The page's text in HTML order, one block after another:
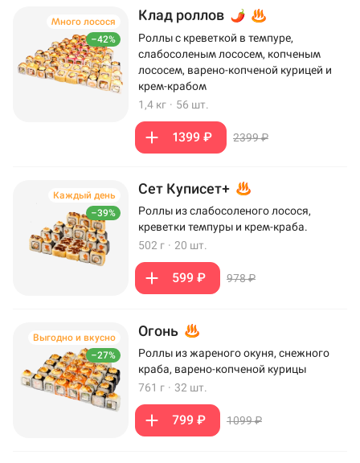
–42%
Много лосося Клад роллов
Роллы с креветкой в темпуре,
слабосоленым лососем, копченым
лососем, варено-копченой курицей и
крем-крабом
1,4 кг · 56 шт.
1399 ₽ 2399 ₽
–39%
Каждый день Сет Куписет+
Роллы из слабосоленого лосося,
креветки темпуры и крем-краба.
502 г · 20 шт.
599 ₽ 978 ₽
–27%
Выгодно и вкусно Огонь
Роллы из жареного окуня, снежного
краба, варено-копченой курицы
761 г · 32 шт.
799 ₽ 1099 ₽